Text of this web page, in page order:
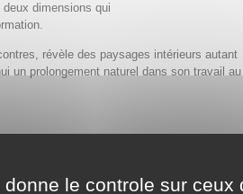
dimensions qui
révèle des paysages intérieurs autant
un prolongement naturel dans son travail au
le controle sur ceux